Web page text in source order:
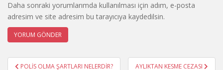
Daha sonraki yorumlarımda kullanılması için adım, e-posta
adresim ve site adresim bu tarayıcıya kaydedilsin.
YazıPOLİS OLMA ŞARTLARI NELERDİR? AYLIKTAN KESME CEZASI